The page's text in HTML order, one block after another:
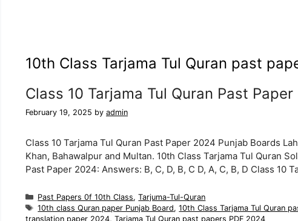
10th Class Tarjama Tul Quran past
Class 10 Tarjama Tul Quran Past
February 19, 2025 by admin
Class 10 Tarjama Tul Quran Past Paper 2024 Punjab Boards
Khan, Bahawalpur and Multan. 10th Class Tarjama Tul Quran
Past Paper 2024: Answers: B, C, D, B, C D, A, C, B, D Class 10
Categories
Past Papers 0f 10th Class,Tarjuma-Tul-Quran
Tags
10th class Quran paper Punjab Board,10th Class Tarjama Tul Quran
translation paper 2024, Tarjama Tul Quran past papers PDF 2024